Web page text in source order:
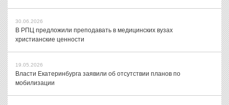
30.06.2026
В РПЦ предложили преподавать в медицинских вузах
христианские ценности
19.05.2026
Власти Екатеринбурга заявили об отсутствии планов по
мобилизации